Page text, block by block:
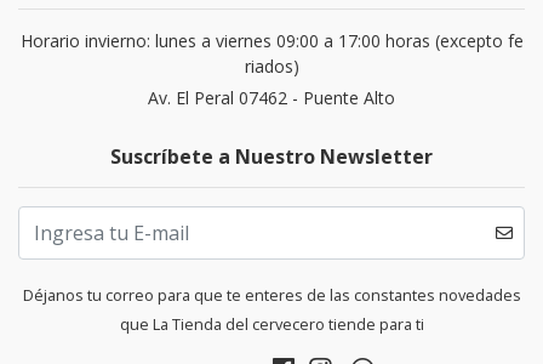
Horario invierno: lunes a viernes 09:00 a 17:00 horas (excepto fe
riados)
Av. El Peral 07462 - Puente Alto
Suscríbete a Nuestro Newsletter
Déjanos tu correo para que te enteres de las constantes novedades
que La Tienda del cervecero tiende para ti